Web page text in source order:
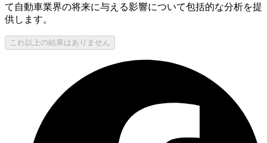
て自動車業界の将来に与える影響について包括的な分析を提
供します。
これ以上の結果はありません